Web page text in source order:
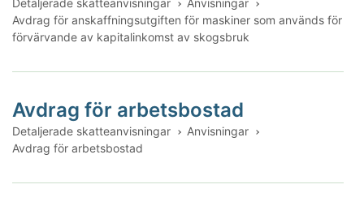
Detaljerade skatteanvisningar
Anvisningar
Avdrag för anskaffningsutgiften för maskiner som används för
förvärvande av kapitalinkomst av skogsbruk
Avdrag för arbetsbostad
Detaljerade skatteanvisningar
Anvisningar
Avdrag för arbetsbostad